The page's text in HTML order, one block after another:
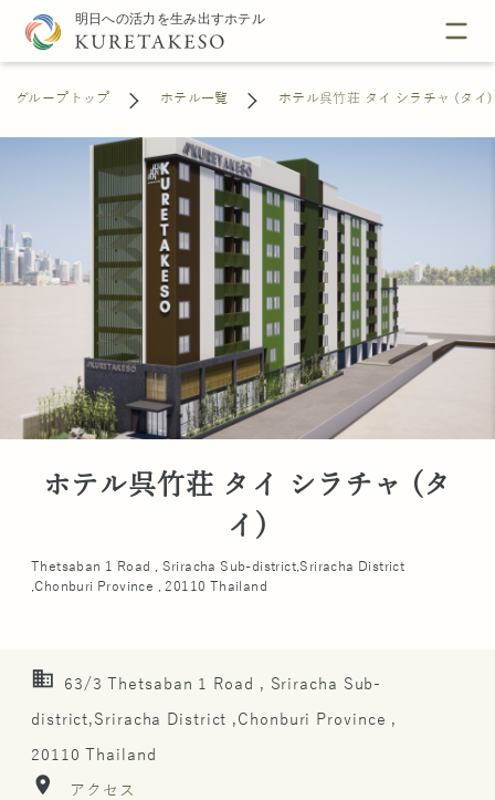
グループトップ ホテル一覧 ホテル呉竹荘 タイ シラチャ (タイ)
ホテル呉竹荘 タイ シラチャ (タ
イ)
Thetsaban 1 Road , Sriracha Sub-district,Sriracha District
,Chonburi Province , 20110 Thailand
business 63/3 Thetsaban 1 Road , Sriracha Sub-
district,Sriracha District ,Chonburi Province ,
20110 Thailand
location_on アクセス